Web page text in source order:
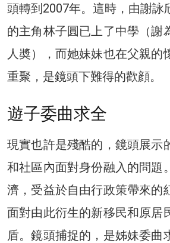
頭轉到2007年。這時，由謝詠
的主角林子圓已上了中學（謝
人奬），而她妹妹也在父親的
重聚，是鏡頭下難得的歡顔。
遊子委曲求全
現實也許是殘酷的，鏡頭展示
和社區內面對身份融入的問題
濟，受益於自由行政策帶來的
面對由此衍生的新移民和原居
盾。鏡頭捕捉的，是姊妹委曲